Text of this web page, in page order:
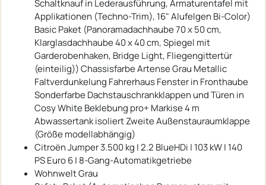
Schaltknauf in Lederausführung, Armaturentafel mit
Applikationen (Techno-Trim), 16" Alufelgen Bi-Color)
Basic Paket (Panoramadachhaube 70 x 50 cm,
Klarglasdachhaube 40 x 40 cm, Spiegel mit
Garderobenhaken, Bridge Light, Fliegengittertür
(einteilig)) Chassisfarbe Artense Grau Metallic
Faltverdunkelung Fahrerhaus Fenster in Fronthaube
Sonderfarbe Dachstauschrankklappen und Türen in
Cosy White Beklebung pro+ Markise 4 m
Abwassertank isoliert Zweite Außenstauraumklappe
(Größe modellabhängig)
Citroën Jumper 3.500 kg | 2.2 BlueHDi | 103 kW | 140
PS Euro 6 | 8-Gang-Automatikgetriebe
Wohnwelt Grau